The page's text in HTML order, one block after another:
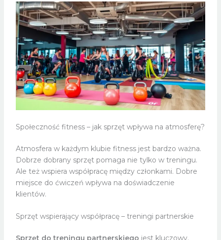
Społeczność fitness – jak sprzęt wpływa na atmosferę?
Atmosfera w każdym klubie fitness jest bardzo ważna.
Dobrze dobrany sprzęt pomaga nie tylko w treningu.
Ale też wspiera współpracę między członkami. Dobre
miejsce do ćwiczeń wpływa na doświadczenie
klientów.
Sprzęt wspierający współpracę – treningi partnerskie
Sprzęt do treningu partnerskiego jest kluczowy.